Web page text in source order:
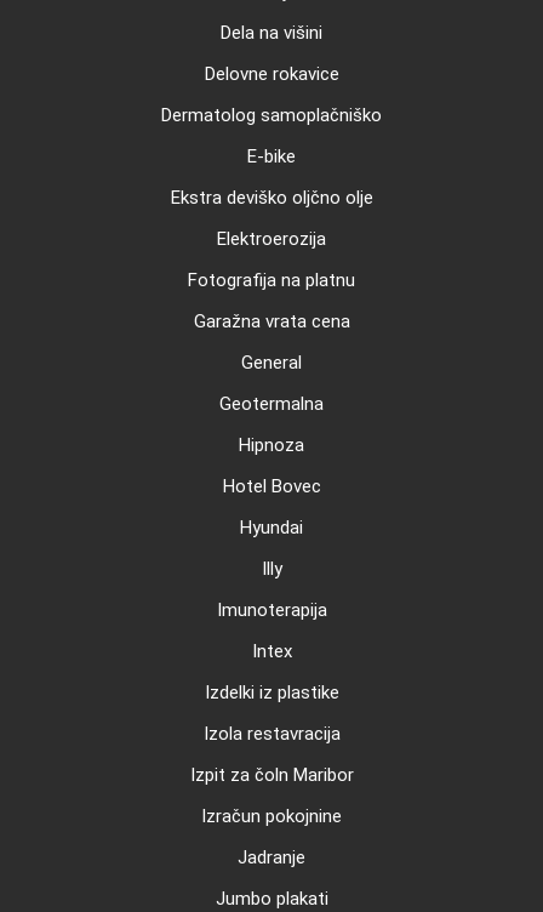
Dela na višini
Delovne rokavice
Dermatolog samoplačniško
E-bike
Ekstra deviško oljčno olje
Elektroerozija
Fotografija na platnu
Garažna vrata cena
General
Geotermalna
Hipnoza
Hotel Bovec
Hyundai
Illy
Imunoterapija
Intex
Izdelki iz plastike
Izola restavracija
Izpit za čoln Maribor
Izračun pokojnine
Jadranje
Jumbo plakati